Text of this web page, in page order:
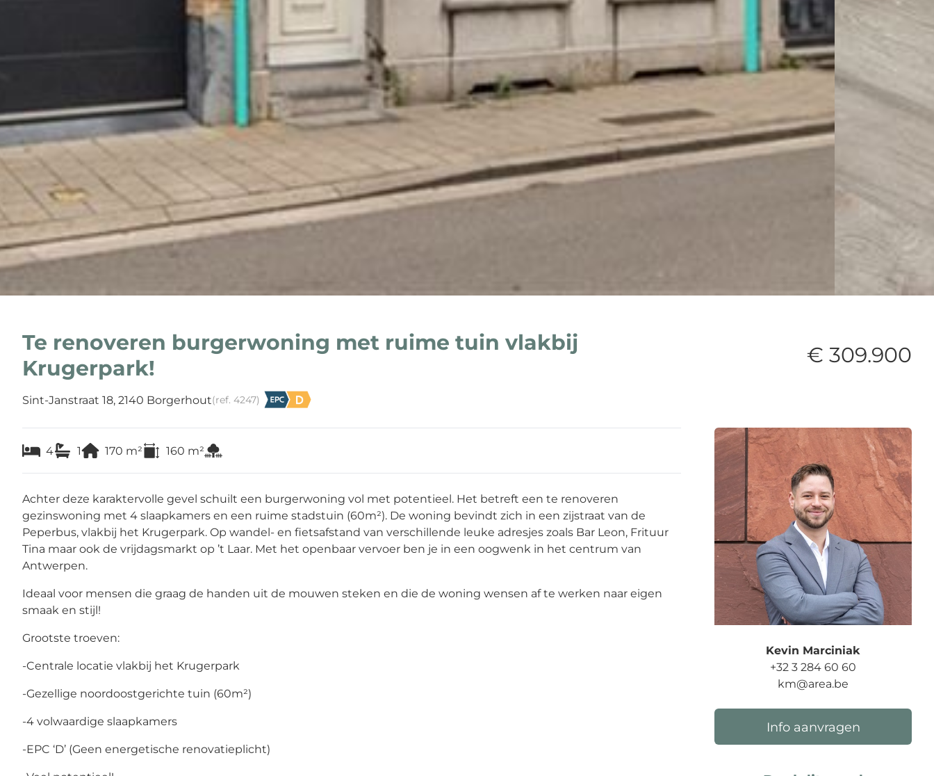
Te renoveren burgerwoning met ruime tuin vlakbij
Krugerpark!
€ 309.900
Sint-Janstraat 18, 2140 Borgerhout(ref. 4247)
4 1 170 m² 160 m²
Achter deze karaktervolle gevel schuilt een burgerwoning vol met potentieel. Het betreft een te renoveren
gezinswoning met 4 slaapkamers en een ruime stadstuin (60m²). De woning bevindt zich in een zijstraat van de
Peperbus, vlakbij het Krugerpark. Op wandel- en fietsafstand van verschillende leuke adresjes zoals Bar Leon, Frituur
Tina maar ook de vrijdagsmarkt op ’t Laar. Met het openbaar vervoer ben je in een oogwenk in het centrum van
Antwerpen.
Ideaal voor mensen die graag de handen uit de mouwen steken en die de woning wensen af te werken naar eigen
smaak en stijl!
Grootste troeven:
-Centrale locatie vlakbij het Krugerpark
-Gezellige noordoostgerichte tuin (60m²)
-4 volwaardige slaapkamers
-EPC ‘D’ (Geen energetische renovatieplicht)
Kevin Marciniak
+32 3 284 60 60
km@area.be
Info aanvragen